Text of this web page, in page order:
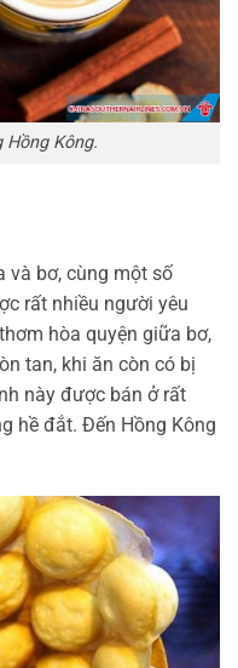
Kông.
và bơ, cùng một số
rất nhiều người yêu
hòa quyện giữa bơ,
tan, khi ăn còn có bị
này được bán ở rất
hề đắt. Đến Hồng Kông